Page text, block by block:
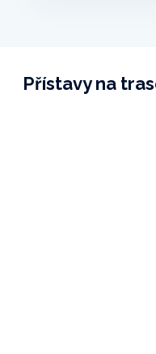
Přístavy na